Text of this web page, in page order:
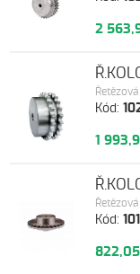
2
Kód:
1
Kód: